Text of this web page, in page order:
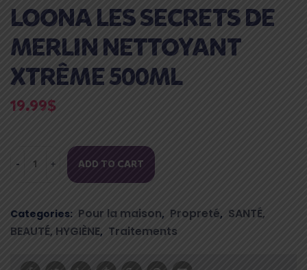
LOONA LES SECRETS DE
MERLIN NETTOYANT
XTRÊME 500ML
19.99$
LOONA
SECRETS
DE
NETTOYANT
ADD TO CART
Categories: Pour la maison, Propreté, SANTÉ,
BEAUTÉ, HYGIÈNE, Traitements